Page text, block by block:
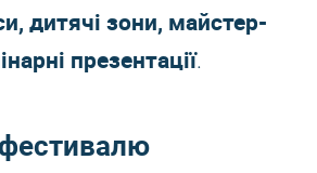
дитячі зони, майстер-
презентації.